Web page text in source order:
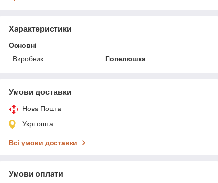
Характеристики
Основні
Виробник
Попелюшка
Умови доставки
Нова Пошта
Укрпошта
Всі умови доставки
Умови оплати